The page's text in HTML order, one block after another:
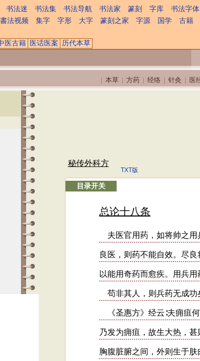
书法迷 书法集 书法导航 书法家 篆刻 字库 书法字体
書法视频
集字 字形 大字 篆刻之家 字源 国学 古籍
医古籍 医话医案 历代本草
本草 方药 经络 针灸 医
秘传外科方
TXT版
目录开关